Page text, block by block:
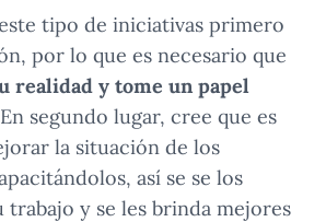
tipo de iniciativas primero
por lo que es necesario que
realidad y tome un papel
segundo lugar, cree que es
la situación de los
así se se los
trabajo y se les brinda mejores